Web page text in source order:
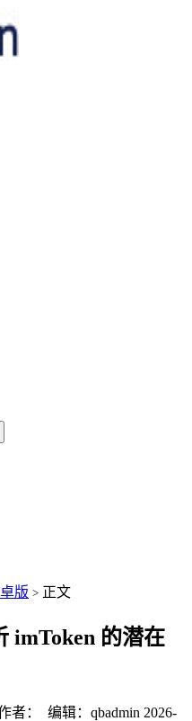
版 > 正文
imToken 的潜在
者： 编辑：qbadmin 2026-